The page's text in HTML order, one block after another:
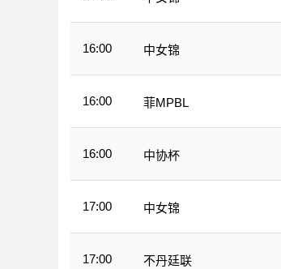
16:00 中女锦
16:00 菲MPBL
16:00 中协杯
17:00 中女锦
17:00 不丹廷联